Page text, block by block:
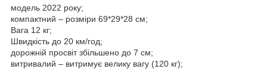
модель 2022 року;
компактний – розміри 69*29*28 см;
Вага 12 кг;
Швидкість до 20 км/год;
дорожній просвіт збільшено до 7 см;
витривалий – витримує велику вагу (120 кг);